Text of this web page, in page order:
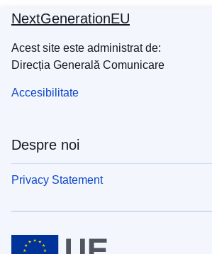
NextGenerationEU
Acest site este administrat de:
Direcția Generală Comunicare
Accesibilitate
Despre noi
Privacy Statement